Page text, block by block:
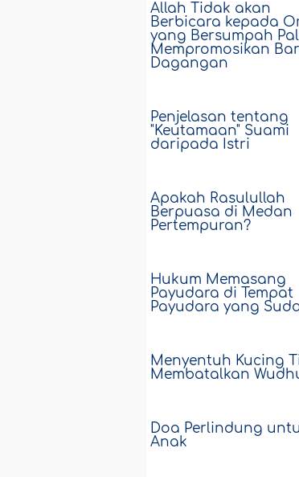
Allah Tidak akan
Berbicara kepada
yang Bersumpah
Mempromosikan
Dagangan
Penjelasan tentang
"Keutamaan" Suami
daripada Istri
Apakah Rasulullah
Berpuasa di Medan
Pertempuran?
Hukum Memasang
Payudara di Tempat
Payudara yang
Menyentuh Kucing
Membatalkan
Doa Perlindung
Anak